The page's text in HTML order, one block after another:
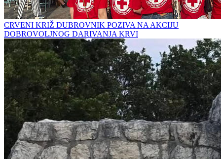
CRVENI KRIŽ DUBROVNIK POZIVA NA AKCIJU
DOBROVOLJNOG DARIVANJA KRVI